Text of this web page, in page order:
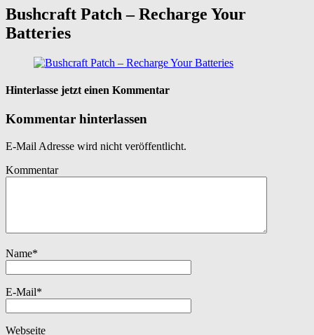
Bushcraft Patch – Recharge Your
Batteries
Hinterlasse jetzt einen Kommentar
Kommentar hinterlassen
E-Mail Adresse wird nicht veröffentlicht.
Kommentar
Name*
E-Mail*
Webseite